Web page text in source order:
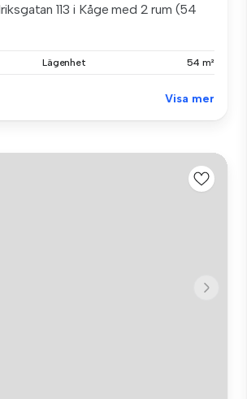
113 i Kåge med 2 rum (54
Lägenhet 54 m²
Visa mer